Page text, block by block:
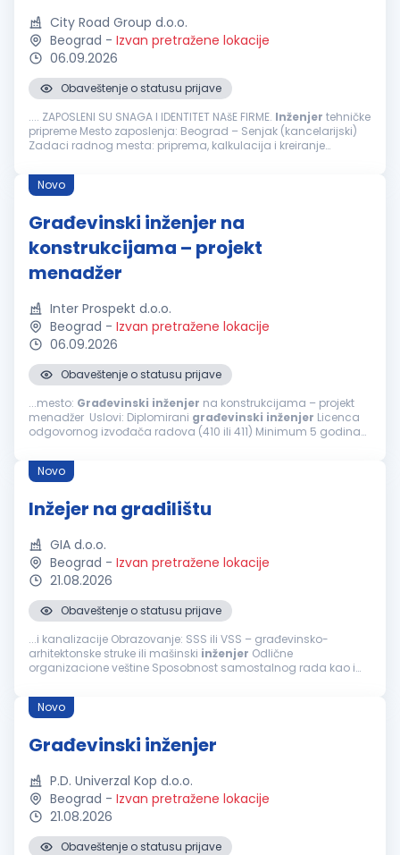
City Road Group d.o.o.
Beograd - Izvan pretražene lokacije
06.09.2026
Obaveštenje o statusu prijave
.... ZAPOSLENI SU SNAGA I IDENTITET NAšE FIRME. Inženjer tehničke
pripreme Mesto zaposlenja: Beograd – Senjak (kancelarijski)
Zadaci radnog mesta: priprema, kalkulacija i kreiranje
tendere...
Novo
Građevinski inženjer na
konstrukcijama – projekt
menadžer
Inter Prospekt d.o.o.
Beograd - Izvan pretražene lokacije
06.09.2026
Obaveštenje o statusu prijave
...mesto: Građevinski inženjer na konstrukcijama – projekt
menadžer Uslovi: Diplomirani građevinski inženjer Licenca
odgovornog izvođača radova (410 ili 411) Minimum 5 godina
MS Project...
Novo
Inžejer na gradilištu
GIA d.o.o.
Beograd - Izvan pretražene lokacije
21.08.2026
Obaveštenje o statusu prijave
...i kanalizacije Obrazovanje: SSS ili VSS – građevinsko-
arhitektonske struke ili mašinski inženjer Odlične
organizacione veštine Sposobnost samostalnog rada kao i
znanje: AutoCAD, MS Office Spremnost...
Novo
Građevinski inženjer
P.D. Univerzal Kop d.o.o.
Beograd - Izvan pretražene lokacije
21.08.2026
Obaveštenje o statusu prijave